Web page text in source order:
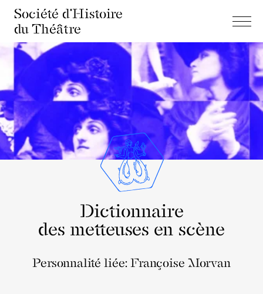
Société d'Histoire
du Théâtre
Dictionnaire
des metteuses en scène
Personnalité liée: Françoise Morvan